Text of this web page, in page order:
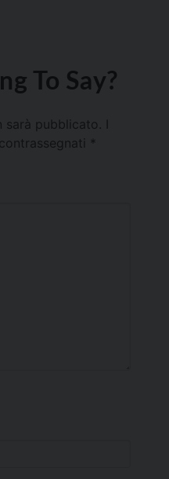
To Say?
sarà pubblicato.
*